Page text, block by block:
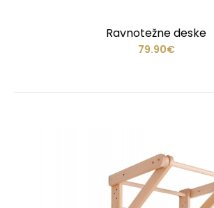
Ravnotežne deske
79.90€